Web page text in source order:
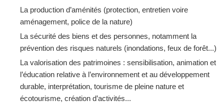
La production d’aménités (protection, entretien voire
aménagement, police de la nature)
La sécurité des biens et des personnes, notamment la
prévention des risques naturels (inondations, feux de forêt...)
La valorisation des patrimoines : sensibilisation, animation et
l’éducation relative à l’environnement et au développement
durable, interprétation, tourisme de pleine nature et
écotourisme, création d’activités...